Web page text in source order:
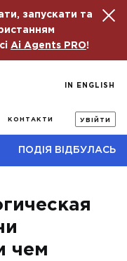
запускати та
Ai Agents PRO!
КОНТАКТИ УВІЙТИ
IN ENGLISH
ПОДІЯ ВІДБУЛАСЬ
чем